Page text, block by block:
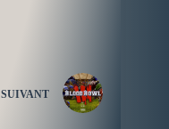
SUIVANT